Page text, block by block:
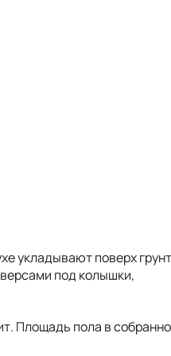
укладывают поверх
под колышки,
Площадь пола в